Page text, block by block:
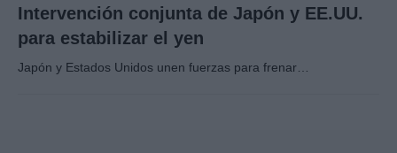
Intervención conjunta de Japón y EE.UU.
para estabilizar el yen
Japón y Estados Unidos unen fuerzas para frenar…